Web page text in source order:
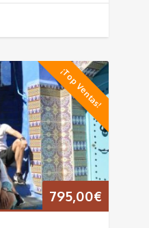
¡Top Ventas!
795,00€